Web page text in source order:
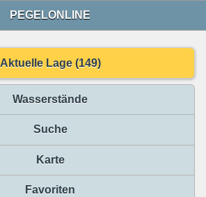
PEGELONLINE
Aktuelle Lage (149)
Wasserstände
Suche
Karte
Favoriten